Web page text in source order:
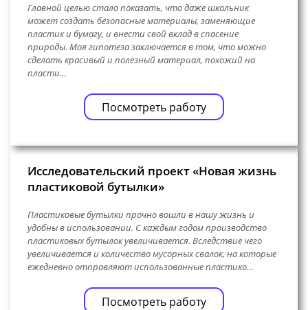
Главной целью стало показать, что даже школьник
может создать безопасные материалы, заменяющие
пластик и бумагу, и внести свой вклад в спасение
природы. Моя гипотеза заключается в том, что можно
сделать красивый и полезный материал, похожий на
пласти…
Посмотреть работу
Исследовательский проект «Новая жизнь
пластиковой бутылки»
Пластиковые бутылки прочно вошли в нашу жизнь и
удобны в использовании. С каждым годом производство
пластиковых бутылок увеличивается. Вследствие чего
увеличивается и количество мусорных свалок, на которые
ежедневно отправляют использованные пластико…
Посмотреть работу